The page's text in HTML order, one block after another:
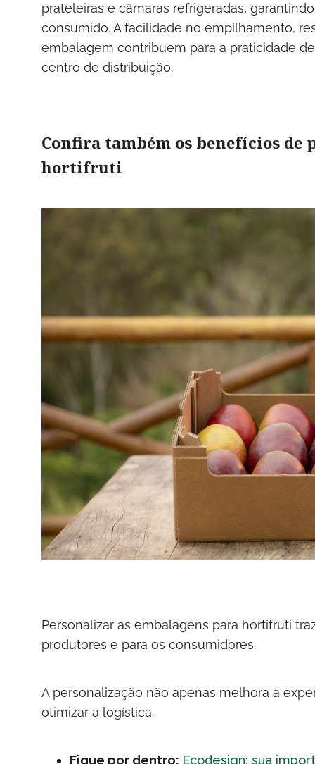
prateleiras e câmaras refrigeradas,
consumido. A facilidade no empilhamento,
embalagem contribuem para a praticidade
centro de distribuição.
Confira também os benefícios de
hortifruti
Personalizar as embalagens para hortifruti
produtores e para os consumidores.
A personalização não apenas melhora a
otimizar a logística.
Fique por dentro: Ecodesign: sua